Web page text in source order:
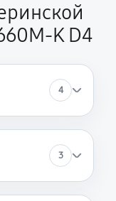
K D4
4
3